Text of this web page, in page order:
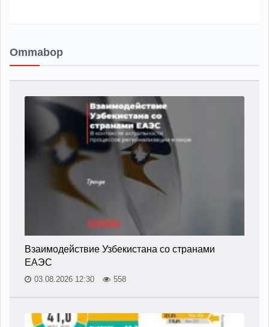
Ommabop
Взаимодействие Узбекистана со странами
ЕАЭС
03.08.2026 12:30 558